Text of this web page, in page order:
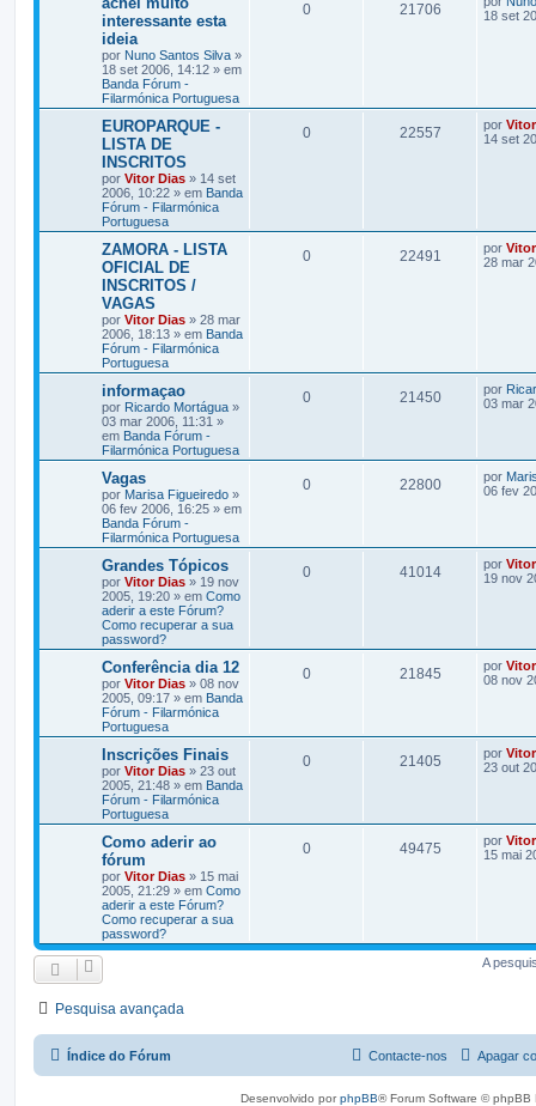
interessante esta
ideia
por Nuno Santos Silva »
18 set 2006, 14:12 » em
Banda Fórum -
Filarmónica Portuguesa
0 21706
18 set
EUROPARQUE -
LISTA DE
INSCRITOS
por Vitor Dias » 14 set
2006, 10:22 » em Banda
Fórum - Filarmónica
Portuguesa
0 22557 por
14 set
ZAMORA - LISTA
OFICIAL DE
INSCRITOS /
VAGAS
por Vitor Dias » 28 mar
2006, 18:13 » em Banda
Fórum - Filarmónica
Portuguesa
0 22491 por
28 mar
informaçao
por Ricardo Mortágua »
03 mar 2006, 11:31 »
em Banda Fórum -
Filarmónica Portuguesa
0 21450 por
03 mar
Vagas
por Marisa Figueiredo »
06 fev 2006, 16:25 » em
Banda Fórum -
Filarmónica Portuguesa
0 22800 por
06 fev
Grandes Tópicos
por Vitor Dias » 19 nov
2005, 19:20 » em Como
aderir a este Fórum?
Como recuperar a sua
password?
0 41014 por
19 nov
Conferência dia 12
por Vitor Dias » 08 nov
2005, 09:17 » em Banda
Fórum - Filarmónica
Portuguesa
0 21845 por
08 nov
Inscrições Finais
por Vitor Dias » 23 out
2005, 21:48 » em Banda
Fórum - Filarmónica
Portuguesa
0 21405 por
23 out
Como aderir ao
fórum
por Vitor Dias » 15 mai
2005, 21:29 » em Como
aderir a este Fórum?
Como recuperar a sua
password?
0 49475 por
15 mai
A
Pesquisa avançada
Índice do Fórum Apagar
Contacte-nos
Desenvolvido porphpBB® Forum Software © phpBB